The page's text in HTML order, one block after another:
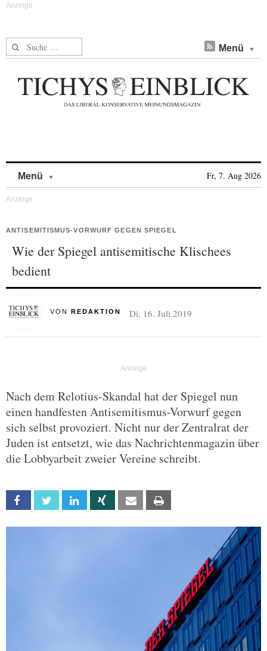
Suche nach: Menü
Menü Fr, 7. Aug 2026
ANTISEMITISMUS-VORWURF GEGEN SPIEGEL
Wie der Spiegel antisemitische Klischees
bedient
VON REDAKTION Di, 16. Juli 2019
Nach dem Relotius-Skandal hat der Spiegel nun
einen handfesten Antisemitismus-Vorwurf gegen
sich selbst provoziert. Nicht nur der Zentralrat der
Juden ist entsetzt, wie das Nachrichtenmagazin über
die Lobbyarbeit zweier Vereine schreibt.
Facebook Twitter Linkedin Xing Email